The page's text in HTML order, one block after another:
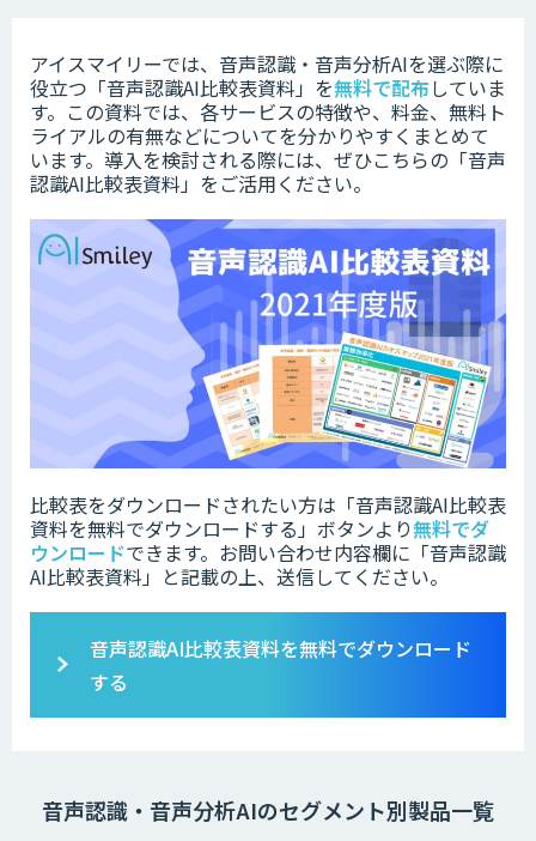
アイスマイリーでは、音声認識・音声分析AIを選ぶ際に
役立つ「音声認識AI比較表資料」を無料で配布していま
す。この資料では、各サービスの特徴や、料金、無料ト
ライアルの有無などについてを分かりやすくまとめて
います。 導入を検討される際には、ぜひこちらの「音声
認識AI比較表資料」をご活用ください。
比較表をダウンロードされたい方は「音声認識AI比較表
資料を無料でダウンロードする」ボタンより無料でダ
ウンロードできます。お問い合わせ内容欄に「音声認識
AI比較表資料」と記載の上、送信してください。
音声認識AI比較表資料を無料でダウンロード
する
音声認識・音声分析AIのセグメント別製品一覧